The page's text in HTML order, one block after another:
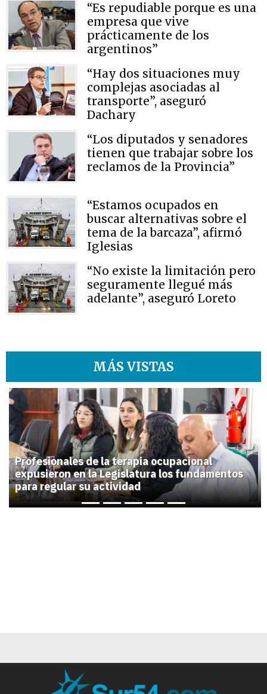
“Es repudiable porque es una
empresa que vive
prácticamente de los
argentinos”
“Hay dos situaciones muy
complejas asociadas al
transporte”, aseguró
Dachary
“Los diputados y senadores
tienen que trabajar sobre los
reclamos de la Provincia”
“Estamos ocupados en
buscar alternativas sobre el
tema de la barcaza”, afirmó
Iglesias
“No existe la limitación pero
seguramente llegué más
adelante”, aseguró Loreto
MÁS VISTAS
1
Profesionales de la terapia ocupacional
expusieron en la Legislatura los fundamentos
para regular su actividad
Previous Next